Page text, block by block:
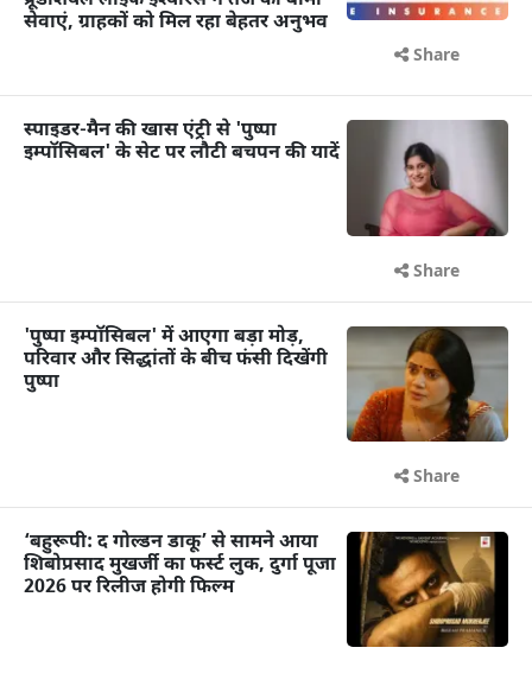
सेवाएं, ग्राहकों को मिल रहा बेहतर अनुभव
Share
स्पाइडर-मैन की खास एंट्री से 'पुष्पा
इम्पॉसिबल' के सेट पर लौटी बचपन की यादें
Share
'पुष्पा इम्पॉसिबल' में आएगा बड़ा मोड़,
परिवार और सिद्धांतों के बीच फंसी दिखेंगी
पुष्पा
Share
‘बहुरूपी: द गोल्डन डाकू’ से सामने आया
शिबोप्रसाद मुखर्जी का फर्स्ट लुक, दुर्गा पूजा
2026 पर रिलीज होगी फिल्म